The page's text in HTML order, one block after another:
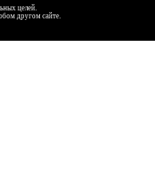
целей.
другом сайте.